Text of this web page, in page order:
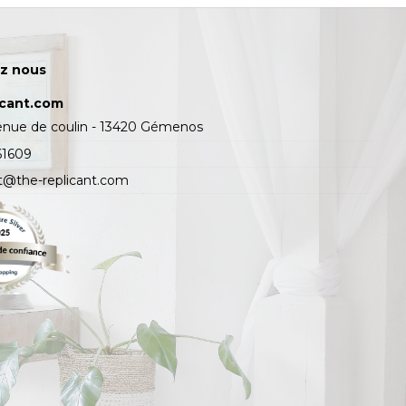
nous
de coulin - 13420 Gémenos
replicant.com